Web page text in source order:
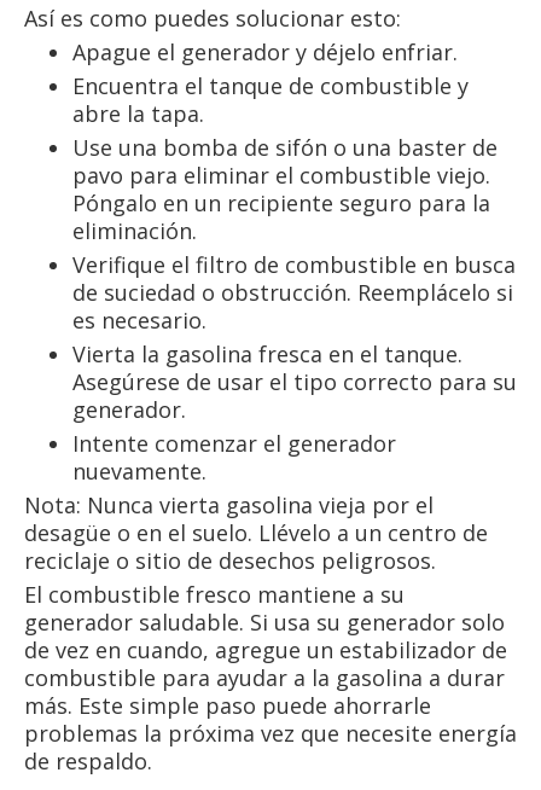
Así es como puedes solucionar esto:
Apague el generador y déjelo enfriar.
Encuentra el tanque de combustible y
abre la tapa.
Use una bomba de sifón o una baster de
pavo para eliminar el combustible viejo.
Póngalo en un recipiente seguro para la
eliminación.
Verifique el filtro de combustible en busca
de suciedad o obstrucción. Reemplácelo si
es necesario.
Vierta la gasolina fresca en el tanque.
Asegúrese de usar el tipo correcto para su
generador.
Intente comenzar el generador
nuevamente.
Nota: Nunca vierta gasolina vieja por el
desagüe o en el suelo. Llévelo a un centro de
reciclaje o sitio de desechos peligrosos.
El combustible fresco mantiene a su
generador saludable. Si usa su generador solo
de vez en cuando, agregue un estabilizador de
combustible para ayudar a la gasolina a durar
más. Este simple paso puede ahorrarle
problemas la próxima vez que necesite energía
de respaldo.